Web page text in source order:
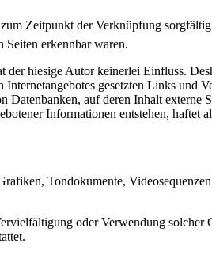
Zeitpunkt der Verknüpfung sorgfältig
erkennbar waren.
hiesige Autor keinerlei Einfluss.
gesetzten Links und
auf deren Inhalt
Informationen entstehen, haftet
Tondokumente,
oder Verwendung solcher